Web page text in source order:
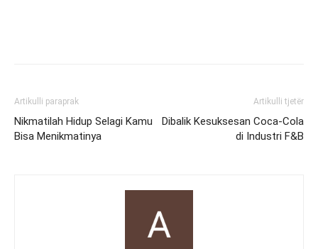
Artikulli paraprak
Nikmatilah Hidup Selagi Kamu
Bisa Menikmatinya
Artikulli tjetër
Dibalik Kesuksesan Coca-Cola
di Industri F&B